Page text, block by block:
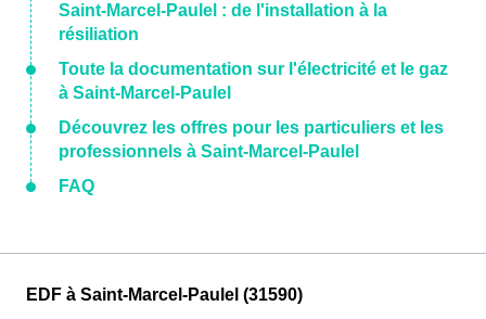
Saint-Marcel-Paulel : de l'installation à la
résiliation
Toute la documentation sur l'électricité et le gaz
à Saint-Marcel-Paulel
Découvrez les offres pour les particuliers et les
professionnels à Saint-Marcel-Paulel
FAQ
EDF à Saint-Marcel-Paulel (31590)